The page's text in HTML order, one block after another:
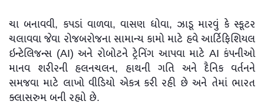
ચા બનાવવી, કપડાં વાળવા, વાસણ ધોવા, ઝાડૂ મારવું કે સ્કૂટર
ચલાવવા જેવા રોજબરોજના સામાન્ય કામો માટે હવે આર્ટિફિશિયલ
ઇન્ટેલિજન્સ (AI) અને રોબોટને ટ્રેનિંગ આપવા માટે AI કંપનીઓ
માનવ શરીરની હલનચલન, હાથની ગતિ અને દૈનિક વર્તનને
સમજવા માટે લાખો વીડિયો એકત્ર કરી રહી છે અને તેમાં ભારત
ક્લાસરુમ બની રહ્યો છે.